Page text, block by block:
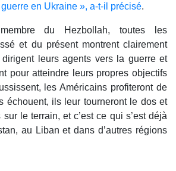
en Ukraine », a-t-il précisé.
du Hezbollah, toutes les
et du présent montrent clairement
leurs agents vers la guerre et
pour atteindre leurs propres objectifs
les Américains profiteront de
échouent, ils leur tourneront le dos et
le terrain, et c’est ce qui s’est déjà
au Liban et dans d’autres régions